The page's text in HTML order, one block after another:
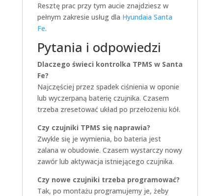
Resztę prac przy tym aucie znajdziesz w
pełnym zakresie usług dla Hyundaia Santa
Fe.
Pytania i odpowiedzi
Dlaczego świeci kontrolka TPMS w Santa
Fe?
Najczęściej przez spadek ciśnienia w oponie
lub wyczerpaną baterię czujnika. Czasem
trzeba zresetować układ po przełożeniu kół.
Czy czujniki TPMS się naprawia?
Zwykle się je wymienia, bo bateria jest
zalana w obudowie. Czasem wystarczy nowy
zawór lub aktywacja istniejącego czujnika.
Czy nowe czujniki trzeba programować?
Tak, po montażu programujemy je, żeby